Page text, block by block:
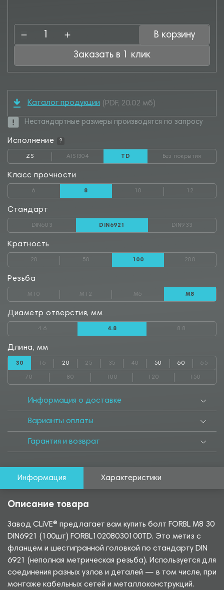
В корзину
Заказать в 1 клик
Каталог продукции (PDF, 20.02 мб)
Нестандартные размеры производятся по запросу
Исполнение ?
ZS AISI304 TD Без покрытия
Класс прочности
6 8 10 12
Стандарт
DIN603 DIN6921 DIN933
Кратность
20 50 100 200
Резьба
М10 М12 М6 М8
Диаметр отверстия, мм
4.6 4.8 8.8
Длина, мм
30 16 20 25 35 40 50 60 65
70 80 100 120 150
Информация о доставке
Варианты оплаты
Гарантия и возврат
Информация Характеристики
Описание товара
Завод CLiVE® предлагает вам купить болт FORBL М8 30
DIN6921 (100шт) FORBL10208030100TD. Это метиз с
фланцем и шестигранной головкой по стандарту DIN
6921 (неполная метрическая резьба). Используется для
соединения разных узлов и деталей — в том числе, при
монтаже кабельных сетей и металлоконструкций.